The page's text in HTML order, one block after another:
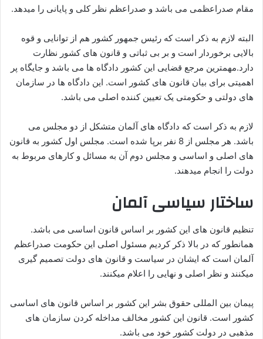
مقام صدراعظمی می باشد و صدراعظم نظر کلی و پایانی را میدهد.
البته لازم به ذکر است که رئیس جمهور کشور هم از توانایی و قوه
بالایی برخوردار است و بر بی ثباتی و قانون های کشور نظارت
دارد.مهمترین مرجع قضایی این کشور دادگاه ها می باشد و جایگاه پر
اهمیتی برای بیان قانون های کشور است. این دادگاه ها در سازمان
های دولتی و حکومتی یک تعیین کننده اصلی می باشد.
لازم به ذکر است که دادگاه های آلمان متشکل از دو مجلس می
باشد. هر مجلس از 8 نفر برپا شده است. مجلس اول کشور به قانون
های اصلی و اساسی و مجلس دوم آن به مسائل و کارهای مربوط به
دولت را انجام میدهند.
ساختار سیاسی آلمان
تنظیم قانون های این کشور بر اساس قانون اساسی می باشد.
همانطور که در بالا ذکر کردیم مسئول اصلی این حکومت صدراعظم
آلمان است که ایشان در سیاست و قانون های دولت تصمیم گیری
میکنند و نظر اصلی و نهایی را اعلام میکنند.
پیمان بین المللی حقوق بشر این کشور بر اساس قانون های اساسی
کشور است. قانون این کشور مخالف مداخله کردن سازمان های
مذهبی در دولت کشور خود می باشد.